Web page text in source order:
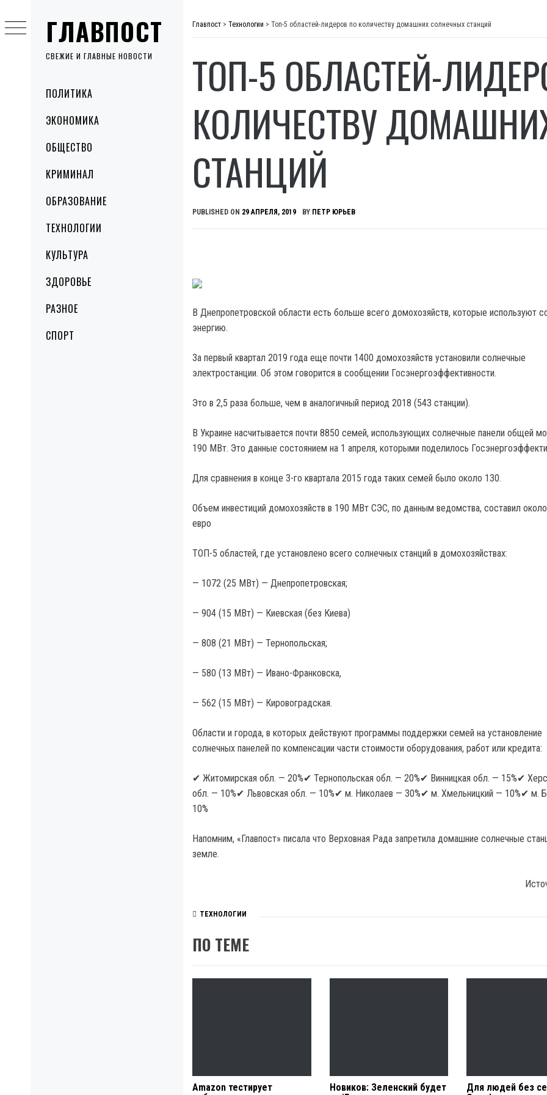
ГЛАВПОСТ
СВЕЖИЕ И ГЛАВНЫЕ НОВОСТИ
MenuПОЛИТИКА
ЭКОНОМИКА
ОБЩЕСТВО
КРИМИНАЛ
ОБРАЗОВАНИЕ
ТЕХНОЛОГИИ
КУЛЬТУРА
ЗДОРОВЬЕ
РАЗНОЕ
СПОРТ
to
content
Главпост > Технологии > Топ-5 областей-лидеров по количеству домашних солнечных станций
ТОП-5 ОБЛАСТЕЙ-
КОЛИЧЕСТВУ
СТАНЦИЙ
PUBLISHED ON 29 АПРЕЛЯ, 2019 BY ПЕТР ЮРЬЕВ
В Днепропетровской области есть больше всего домохозяйств, которые используют
энергию.
За первый квартал 2019 года еще почти 1400 домохозяйств установили солнечные
электростанции. Об этом говорится в сообщении Госэнергоэффективности.
Это в 2,5 раза больше, чем в аналогичный период 2018 (543 станции).
В Украине насчитывается почти 8850 семей, использующих солнечные панели общей
190 МВт. Это данные состоянием на 1 апреля, которыми поделилось
Для сравнения в конце 3-го квартала 2015 года таких семей было около 130.
Объем инвестиций домохозяйств в 190 МВт СЭС, по данным ведомства, составил
евро
ТОП-5 областей, где установлено всего солнечных станций в домохозяйствах:
— 1072 (25 МВт) — Днепропетровская;
— 904 (15 МВт) — Киевская (без Киева)
— 808 (21 МВт) — Тернопольская;
— 580 (13 МВт) — Ивано-Франковска,
— 562 (15 МВт) — Кировоградская.
Области и города, в которых действуют программы поддержки семей на установление
солнечных панелей по компенсации части стоимости оборудования, работ или кредита:
✔ Житомирская обл. — 20%✔ Тернопольская обл. — 20%✔ Винницкая обл. — 15%✔
обл. — 10%✔ Львовская обл. — 10%✔ м. Николаев — 30%✔ м. Хмельницкий — 10%✔ м.
10%
Напомним, «Главпост» писала что Верховная Рада запретила домашние солнечные
земле.
ТЕХНОЛОГИИ
ПО ТЕМЕ
Amazon тестирует
Новиков: Зеленский будет
Для людей без